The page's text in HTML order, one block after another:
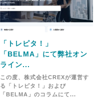
「トレピタ！」
「BELMA」にて弊社オン
ライン...
この度、株式会社CREXが運営す
る「トレピタ！」および
「BELMA」のコラムにて...